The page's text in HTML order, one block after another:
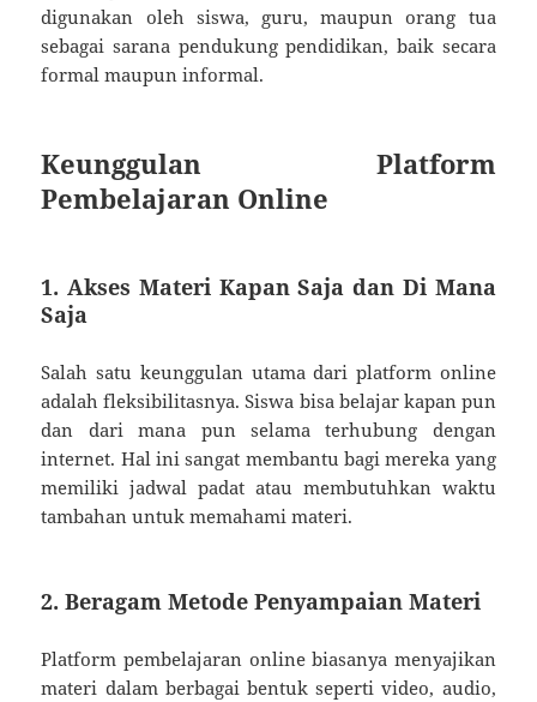
digunakan oleh siswa, guru, maupun orang tua
sebagai sarana pendukung pendidikan, baik secara
formal maupun informal.
Keunggulan Platform
Pembelajaran Online
1.Akses Materi Kapan Saja dan Di Mana
Saja
Salah satu keunggulan utama dari platform online
adalah fleksibilitasnya. Siswa bisa belajar kapan pun
dan dari mana pun selama terhubung dengan
internet. Hal ini sangat membantu bagi mereka yang
memiliki jadwal padat atau membutuhkan waktu
tambahan untuk memahami materi.
2.Beragam Metode Penyampaian Materi
Platform pembelajaran online biasanya menyajikan
materi dalam berbagai bentuk seperti video, audio,